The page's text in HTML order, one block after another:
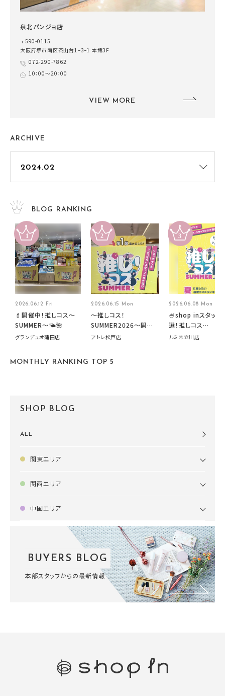
泉北パンジョ店
〒590-0115
大阪府堺市南区茶山台1ｰ3ｰ1 本館3F
072-290-7862
10：00～20：00
VIEW MORE
ARCHIVE
BLOG RANKING
2026.06.12 Fri
💄開催中！推しコス〜
SUMMER〜🌤️🌺
グランデュオ蒲田店
2026.06.15 Mon
～推しコス！
SUMMER2026～開催
中です！
アトレ松戸店
2026.06.08 Mon
🍧shop inスタッフ
選！推しコス
summer2026開催
ルミネ立川店
MONTHLY RANKING TOP 5
SHOP BLOG
ALL
関東エリア
関西エリア
中国エリア
BUYERS BLOG
本部スタッフからの最新情報